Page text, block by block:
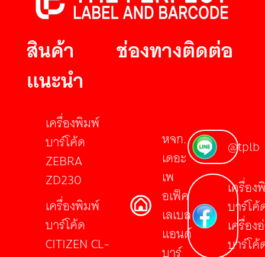
สินค้า
แนะนำ
เครื่องพิมพ์
บาร์โค้ด
ZEBRA
ZD230
เครื่องพิมพ์
บาร์โค้ด
CITIZEN CL-
ช่องทางติดต่อ
หจก.
เดอะ
เพ
อเฟ็ค
เลเบล
แอนด์
บาร์
@tplb
เครื่อ
บาร์โค้
เครื่อง
บาร์โค้